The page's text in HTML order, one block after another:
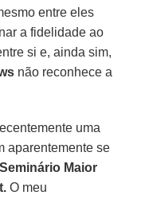
entre eles
a fidelidade ao
si e, ainda sim,
não reconhece a
uma
aparentemente se
Seminário Maior
O meu